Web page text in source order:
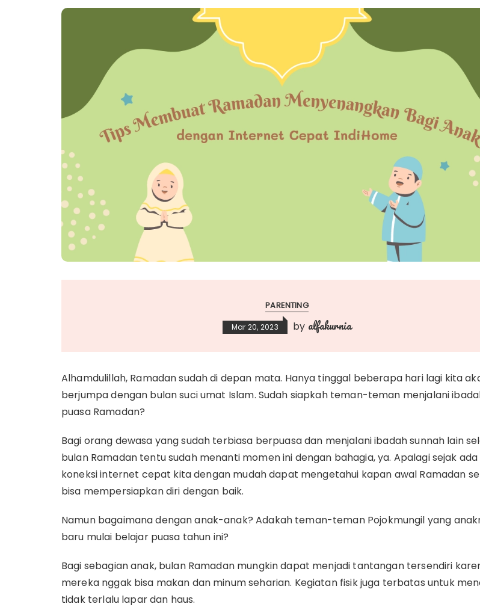
PARENTING
Mar 20, 2023 by alfakurnia
Alhamdulillah, Ramadan sudah di depan mata. Hanya tinggal beberapa hari lagi kita
berjumpa dengan bulan suci umat Islam. Sudah siapkah teman-teman menjalani
puasa Ramadan?
Bagi orang dewasa yang sudah terbiasa berpuasa dan menjalani ibadah sunnah lain
bulan Ramadan tentu sudah menanti momen ini dengan bahagia, ya. Apalagi sejak ada
koneksi internet cepat kita dengan mudah dapat mengetahui kapan awal Ramadan
bisa mempersiapkan diri dengan baik.
Namun bagaimana dengan anak-anak? Adakah teman-teman Pojokmungil yang
baru mulai belajar puasa tahun ini?
Bagi sebagian anak, bulan Ramadan mungkin dapat menjadi tantangan tersendiri
mereka nggak bisa makan dan minum seharian. Kegiatan fisik juga terbatas untuk
tidak terlalu lapar dan haus.